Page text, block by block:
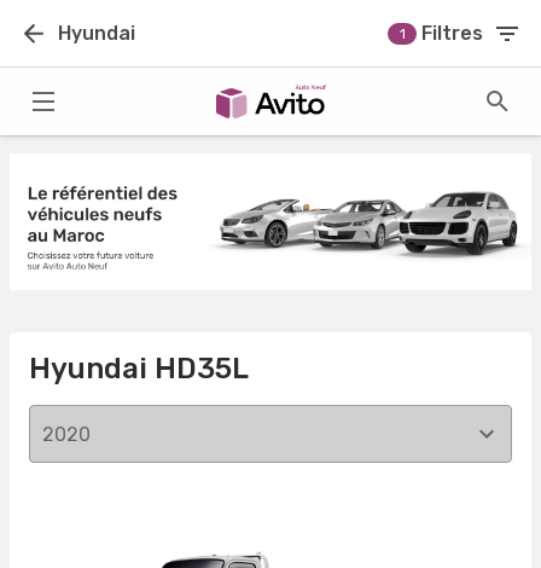
Hyundai 1 Filtres
Hyundai HD35L
2020